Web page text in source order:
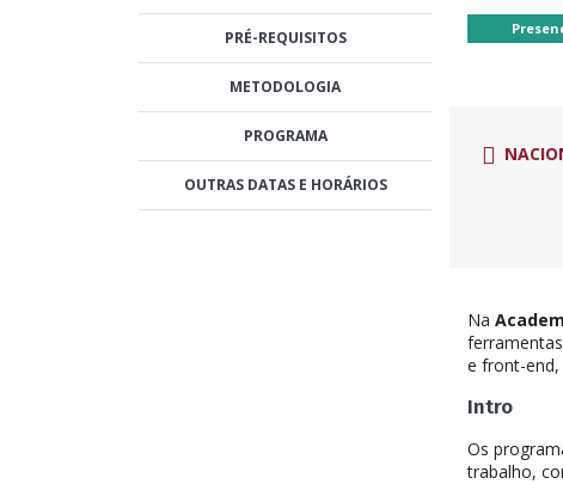
PRÉ-REQUISITOS
METODOLOGIA
PROGRAMA
OUTRAS DATAS E HORÁRIOS
Na
e front-
Intro
Os
trabalho,